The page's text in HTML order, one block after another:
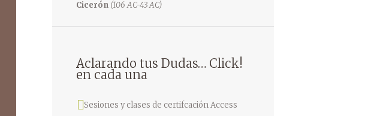
Cicerón (106 AC-43 AC)
Aclarando tus Dudas… Click!
en cada una
Sesiones y clases de certifcación Access